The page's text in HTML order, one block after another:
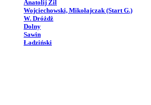
Anatolij Zil
Wojciechowski, Mikołajczak (Start G.)
W. Dróżdż
Dolny
Sawin
Ładziński